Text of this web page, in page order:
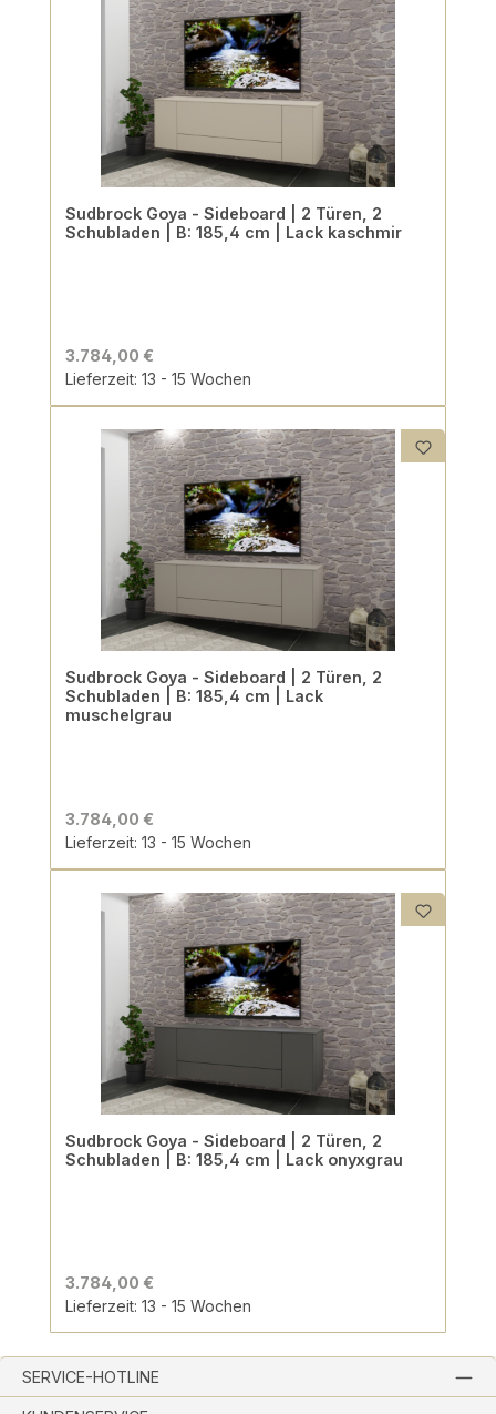
Sudbrock Goya - Sideboard | 2 Türen, 2
Schubladen | B: 185,4 cm | Lack kaschmir
3.784,00 €
Lieferzeit: 13 - 15 Wochen
Sudbrock Goya - Sideboard | 2 Türen, 2
Schubladen | B: 185,4 cm | Lack
muschelgrau
3.784,00 €
Lieferzeit: 13 - 15 Wochen
Sudbrock Goya - Sideboard | 2 Türen, 2
Schubladen | B: 185,4 cm | Lack onyxgrau
3.784,00 €
Lieferzeit: 13 - 15 Wochen
SERVICE-HOTLINE